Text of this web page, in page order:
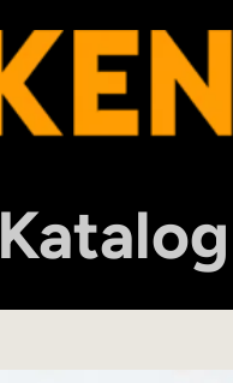
Katalog